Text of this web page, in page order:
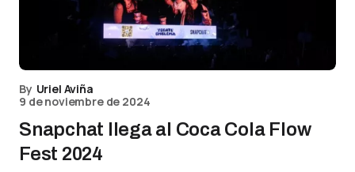
By Uriel Aviña
9 de noviembre de 2024
Snapchat llega al Coca Cola Flow
Fest 2024